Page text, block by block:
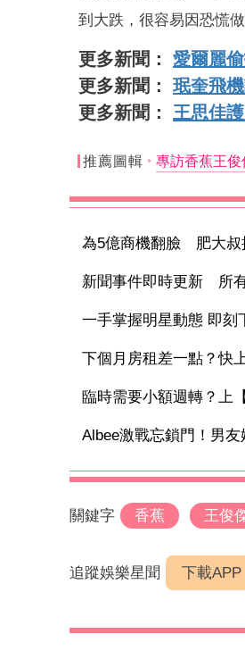
到大跌，很容易因恐慌做
更多新聞： 愛爾麗
更多新聞：珉奎飛
更多新聞： 王思佳
推薦圖輯 專訪香蕉王俊
為5億商機翻臉 肥大叔
新聞事件即時更新 所
一手掌握明星動態 即刻
下個月房租差一點？快
臨時需要小額週轉？上
Albee激戰忘鎖門！男
關鍵字 香蕉 王俊
追蹤娛樂星聞 下載APP